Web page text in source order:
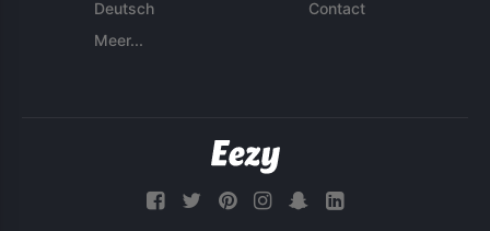
Deutsch
Meer...
Contact